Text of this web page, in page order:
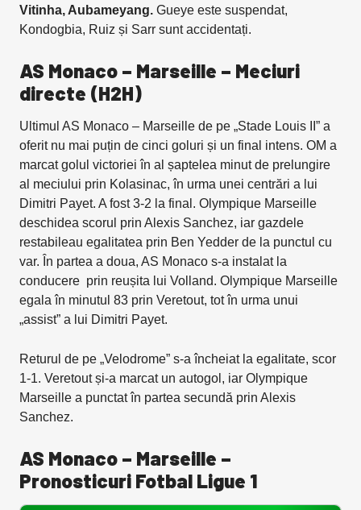
Vitinha, Aubameyang. Gueye este suspendat,
Kondogbia, Ruiz și Sarr sunt accidentați.
AS Monaco – Marseille – Meciuri
directe (H2H)
Ultimul AS Monaco – Marseille de pe „Stade Louis II” a
oferit nu mai puțin de cinci goluri și un final intens. OM a
marcat golul victoriei în al șaptelea minut de prelungire
al meciului prin Kolasinac, în urma unei centrări a lui
Dimitri Payet. A fost 3-2 la final. Olympique Marseille
deschidea scorul prin Alexis Sanchez, iar gazdele
restabileau egalitatea prin Ben Yedder de la punctul cu
var. În partea a doua, AS Monaco s-a instalat la
conducere prin reușita lui Volland. Olympique Marseille
egala în minutul 83 prin Veretout, tot în urma unui
„assist” a lui Dimitri Payet.
Returul de pe „Velodrome” s-a încheiat la egalitate, scor
1-1. Veretout și-a marcat un autogol, iar Olympique
Marseille a punctat în partea secundă prin Alexis
Sanchez.
AS Monaco – Marseille –
Pronosticuri Fotbal Ligue 1